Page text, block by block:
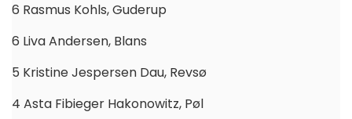
6 Rasmus Kohls, Guderup
6 Liva Andersen, Blans
5 Kristine Jespersen Dau, Revsø
4 Asta Fibieger Hakonowitz, Pøl